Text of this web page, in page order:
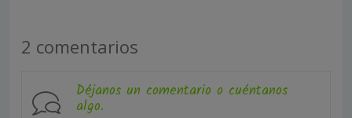
2 comentarios
Déjanos un comentario o cuéntanos
algo.